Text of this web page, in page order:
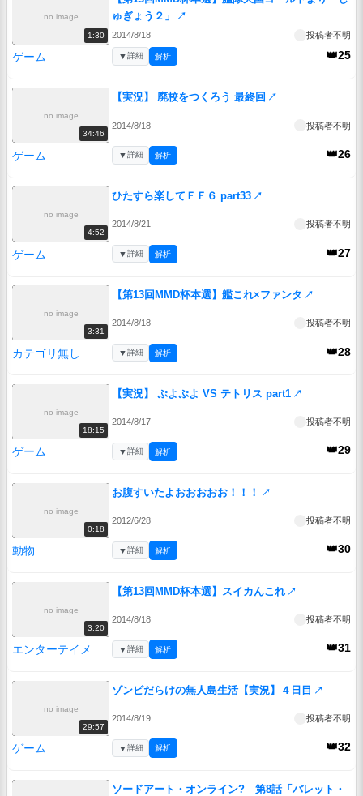
no image
1:30
ゅぎょう２」
↗
2014/8/18 投稿者不明
ゲーム 👑25
▼詳細 解析
no image
34:46
【実況】 廃校をつくろう 最終回 ↗
2014/8/18 投稿者不明
ゲーム 👑26
▼詳細 解析
no image
4:52
ひたすら楽してＦＦ６ part33 ↗
2014/8/21 投稿者不明
ゲーム 👑27
▼詳細 解析
no image
3:31
【第13回MMD杯本選】艦これ×ファンタ ↗
2014/8/18 投稿者不明
カテゴリ無し 👑28
▼詳細 解析
no image
18:15
【実況】 ぷよぷよ VS テトリス part1 ↗
2014/8/17 投稿者不明
ゲーム 👑29
▼詳細 解析
no image
0:18
お腹すいたよおおおおお！！！ ↗
2012/6/28 投稿者不明
動物 👑30
▼詳細 解析
no image
3:20
【第13回MMD杯本選】スイカんこれ ↗
2014/8/18 投稿者不明
エンターテイメント 👑31
▼詳細 解析
no image
29:57
ゾンビだらけの無人島生活【実況】４日目 ↗
2014/8/19 投稿者不明
ゲーム 👑32
▼詳細 解析
ソードアート・オンライン? 第8話「バレット・